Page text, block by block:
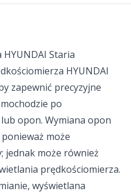
Staria
HYUNDAI
zapewnić precyzyjne
po
opon. Wymiana opon
może
jednak może również
prędkościomierza.
wyświetlana